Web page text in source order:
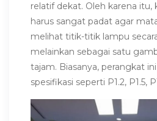
relatif dekat. Oleh karena itu,
harus sangat padat agar
melihat titik-titik lampu
melainkan sebagai satu
tajam. Biasanya, perangkat
spesifikasi seperti P1.2, P1.5,